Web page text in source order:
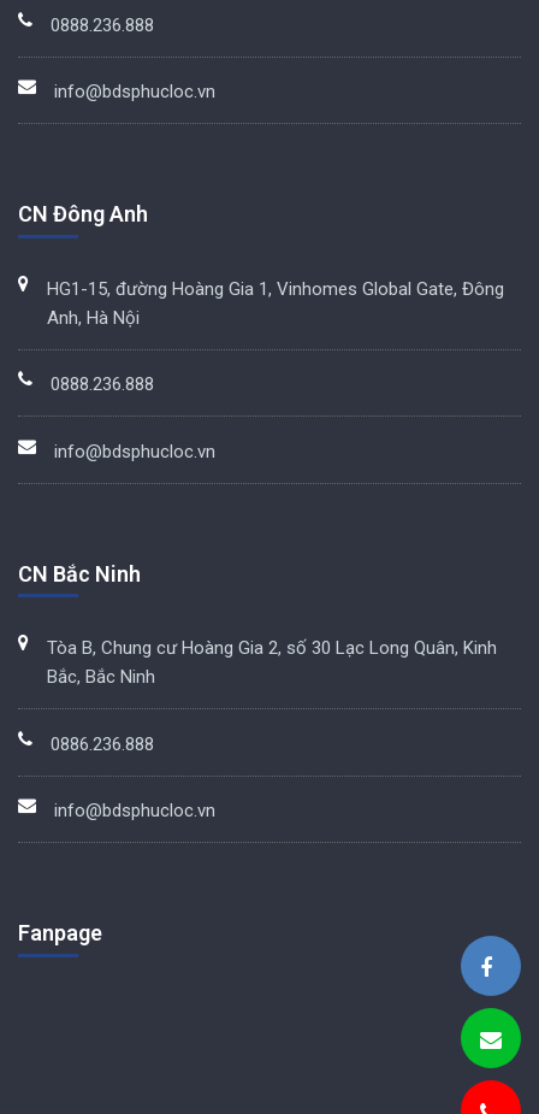
0888.236.888
info@bdsphucloc.vn
CN Đông Anh
HG1-15, đường Hoàng Gia 1, Vinhomes Global Gate, Đông
Anh, Hà Nội
0888.236.888
info@bdsphucloc.vn
CN Bắc Ninh
Tòa B, Chung cư Hoàng Gia 2, số 30 Lạc Long Quân, Kinh
Bắc, Bắc Ninh
0886.236.888
info@bdsphucloc.vn
Fanpage